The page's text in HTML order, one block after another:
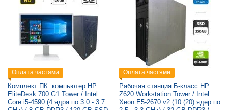
Оплата частями
Комплект ПК: компьютер HP
EliteDesk 700 G1 Tower / Intel
Core i5-4590 (4 ядра по 3.0 - 3.7
Оплата частями
Рабочая станция Б-класс HP
Z620 Workstation Tower / Intel
Xeon E5-2670 v2 (10 (20) ядер по